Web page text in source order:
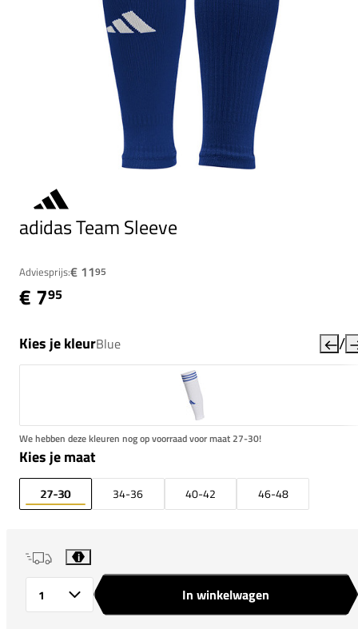
adidas Team Sleeve
Adviesprijs:€ 1195
€ 795
Kies je kleurBlue /
We hebben deze kleuren nog op voorraad voor maat 27-30!
Kies je maat
27-30 34-36 40-42 46-48
i
In winkelwagen